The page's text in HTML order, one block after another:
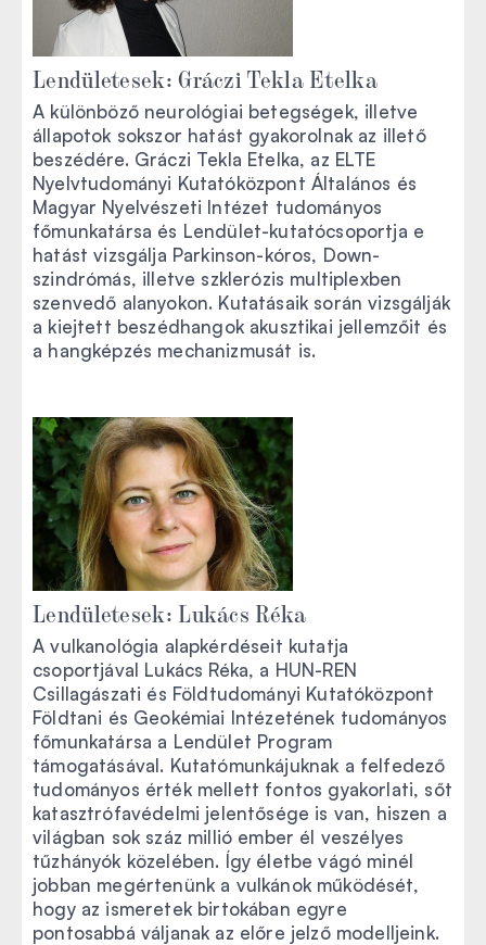
Lendületesek: Gráczi Tekla Etelka
A különböző neurológiai betegségek, illetve
állapotok sokszor hatást gyakorolnak az illető
beszédére. Gráczi Tekla Etelka, az ELTE
Nyelvtudományi Kutatóközpont Általános és
Magyar Nyelvészeti Intézet tudományos
főmunkatársa és Lendület-kutatócsoportja e
hatást vizsgálja Parkinson-kóros, Down-
szindrómás, illetve szklerózis multiplexben
szenvedő alanyokon. Kutatásaik során vizsgálják
a kiejtett beszédhangok akusztikai jellemzőit és
a hangképzés mechanizmusát is.
Lendületesek: Lukács Réka
A vulkanológia alapkérdéseit kutatja
csoportjával Lukács Réka, a HUN-REN
Csillagászati és Földtudományi Kutatóközpont
Földtani és Geokémiai Intézetének tudományos
főmunkatársa a Lendület Program
támogatásával. Kutatómunkájuknak a felfedező
tudományos érték mellett fontos gyakorlati, sőt
katasztrófavédelmi jelentősége is van, hiszen a
világban sok száz millió ember él veszélyes
tűzhányók közelében. Így életbe vágó minél
jobban megértenünk a vulkánok működését,
hogy az ismeretek birtokában egyre
pontosabbá váljanak az előre jelző modelljeink.